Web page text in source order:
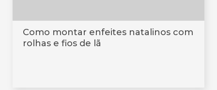
Como montar enfeites natalinos com
rolhas e fios de lã